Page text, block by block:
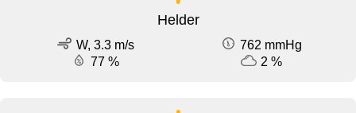
Helder
W, 3.3 m/s
762 mmHg
77 %
2 %